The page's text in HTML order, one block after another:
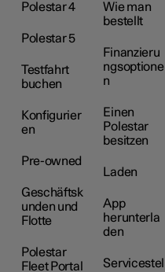
Polestar 4
Polestar 5
Testfahrt
buchen
Konfigurier
en
Pre-owned
Geschäftsk
unden und
Flotte
Polestar
Fleet Portal
Wie man
bestellt
Finanzieru
ngsoptione
n
Einen
Polestar
besitzen
Laden
App
herunterla
den
Servicestel